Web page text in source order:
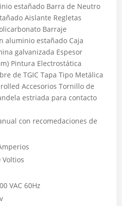
estañado Barra de Neutro
Aislante Regletas
Barraje
aluminio estañado Caja
galvanizada Espesor
Pintura Electrostática
de TGIC Tapa Tipo Metálica
Accesorios Tornillo de
estriada para contacto
con recomedaciones de
VAC 60Hz